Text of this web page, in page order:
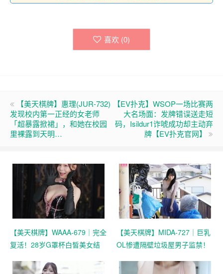
喜欢 (0)
【美天棋牌】惠理(JUR-732)
发现校内第一正经的女老师
「超暴露掀裙」，和她在校园
里裸露到天明…
【EV扑克】WSOP一场比赛两
大名场面：发牌错误送走短
码，Isildur1诈唬成功却主动弃
牌【EV扑克官网】
【美天棋牌】WAAA-679｜完全
复活！28岁G罩杯白皙美女结
线
【美天棋牌】MIDA-727｜巨乳
OL惨遭隔壁垃圾屋男子监禁！
件